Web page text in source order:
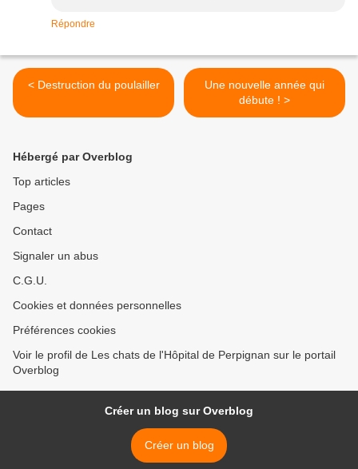
Répondre
< Destruction du poulailler
Une nouvelle année qui
débute ! >
Hébergé par Overblog
Top articles
Pages
Contact
Signaler un abus
C.G.U.
Cookies et données personnelles
Préférences cookies
Voir le profil de Les chats de l'Hôpital de Perpignan sur le portail
Overblog
Créer un blog sur Overblog
Créer un blog